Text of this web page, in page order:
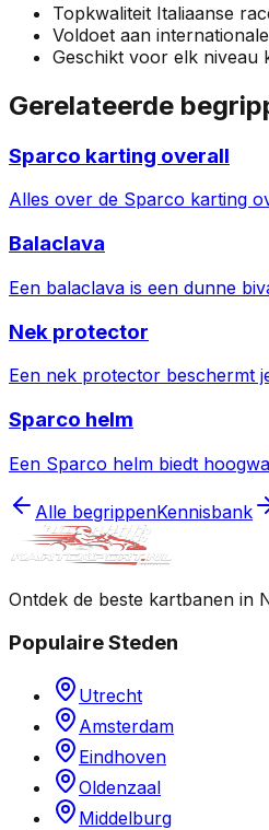
Topkwaliteit Italiaanse
Voldoet aan
Geschikt voor elk niveau
Gerelateerde
Sparco karting overall
Alles over de Sparco karting
Balaclava
Een balaclava is een dunne
Nek protector
Een nek protector beschermt
Sparco helm
Een Sparco helm biedt
Alle begrippenKennisbank
Ontdek de beste kartbanen in
Populaire Steden
Utrecht
Amsterdam
Eindhoven
Oldenzaal
Middelburg